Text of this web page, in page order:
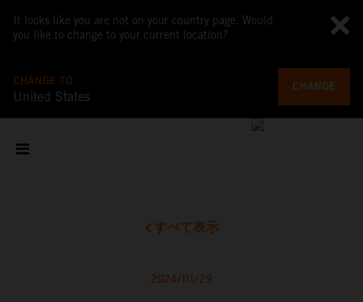
It looks like you are not on your country page. Would
you like to change to your current location?
CHANGE TO
United States
CHANGE
すべて表示
2024/01/29